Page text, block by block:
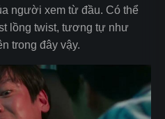
người xem từ đầu. Có thể
lồng twist, tương tự như
trong đây vậy.